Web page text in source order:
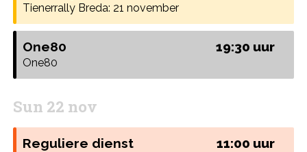
Tienerrally Breda: 21 november
One80 19:30 uur
One80
Sun 22 nov
Reguliere dienst 11:00 uur